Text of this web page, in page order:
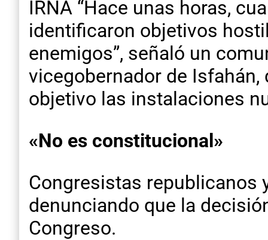
IRNA “Hace unas horas,
identificaron objetivos
enemigos”, señaló un
vicegobernador de
objetivo las instalaciones
«No es constitucional»
Congresistas republicanos
denunciando que la
Congreso.